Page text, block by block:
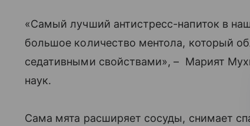
«Самый лучший антистресс-напиток в
большое количество ментола, который
седативными свойствами», – Марият
наук.
Сама мята расширяет сосуды, снимает